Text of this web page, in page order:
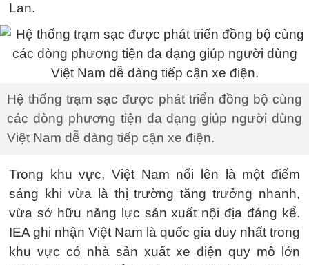
Lan.
Hệ thống trạm sạc được phát triển đồng bộ cùng
các dòng phương tiện đa dạng giúp người dùng
Việt Nam dễ dàng tiếp cận xe điện.
Trong khu vực, Việt Nam nổi lên là một điểm
sáng khi vừa là thị trường tăng trưởng nhanh,
vừa sở hữu năng lực sản xuất nội địa đáng kể.
IEA ghi nhận Việt Nam là quốc gia duy nhất trong
khu vực có nhà sản xuất xe điện quy mô lớn